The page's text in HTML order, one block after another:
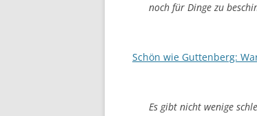
noch für Dinge zu
Schön wie Guttenberg:
Es gibt nicht wenige